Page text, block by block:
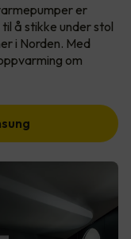
er
å stikke under stol
i Norden. Med
om